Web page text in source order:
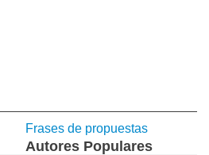
Frases de propuestas
Autores Populares